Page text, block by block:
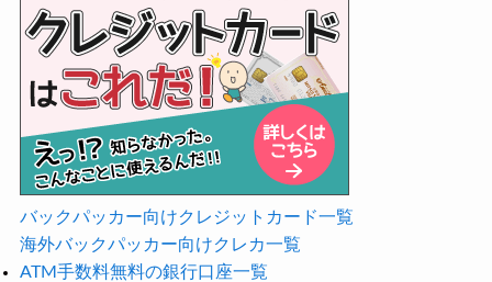
バックパッカー向けクレジットカード一覧
海外バックパッカー向けクレカ一覧
ATM手数料無料の銀行口座一覧